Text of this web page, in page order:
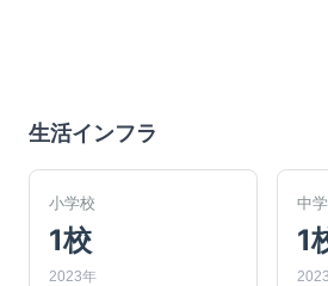
生活インフラ
小学校
1校
2023年
中
1